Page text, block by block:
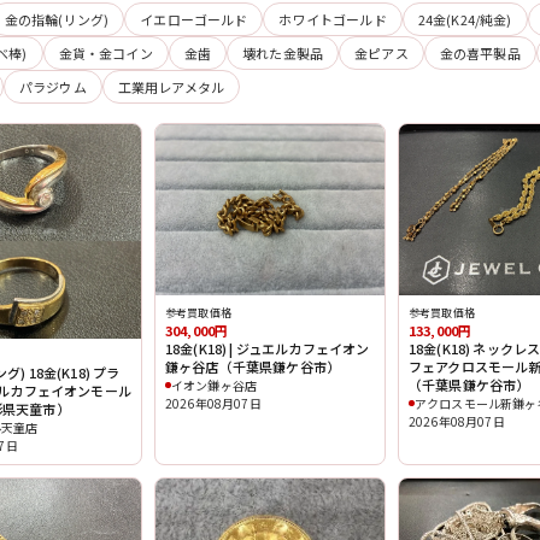
金の指輪(リング) イエローゴールド ホワイトゴールド
24金(K24/純金)
棒)
金貨・金コイン 金歯 壊れた金製品 金ピアス
金の喜平製品
パラジウム
工業用レアメタル
グ) 18金(K18) プラ
カフェイオンモール
天童市）
童店
日
参考買取価格
304,000円
18金(K18) | ジュエルカフェイオン
鎌ヶ谷店（千葉県鎌ケ谷市）
イオン鎌ヶ谷店
2026年08月07日
参考買取価格
133,000円
18金(K18) ネックレ
フェアクロスモール
（千葉県鎌ケ谷市）
アクロスモール新鎌
2026年08月07日